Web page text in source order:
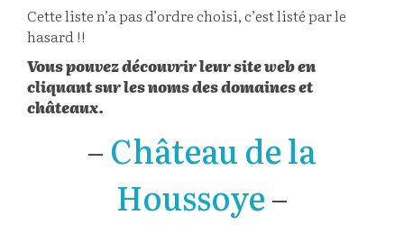
Cette liste n’a pas d’ordre choisi, c’est listé par le
hasard !!
Vous pouvez découvrir leur site web en
cliquant sur les noms des domaines et
châteaux.
–Château de la
Houssoye–